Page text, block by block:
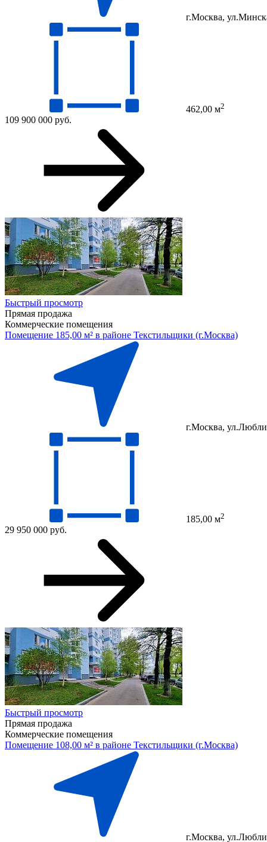
г.Москва,
462,00 м2
109 900 000 руб.
Быстрый просмотр
Прямая продажа
Коммерческие помещения
Помещение 185,00 м² в районе Текстильщики (г.Москва)
г.Москва,
185,00 м2
29 950 000 руб.
Быстрый просмотр
Прямая продажа
Коммерческие помещения
Помещение 108,00 м² в районе Текстильщики (г.Москва)
г.Москва,